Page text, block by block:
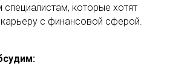
которые хотят
с финансовой сферой.